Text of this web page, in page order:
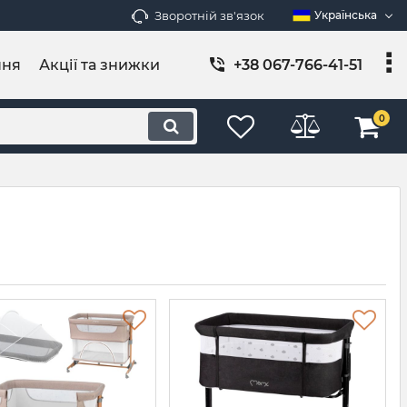
Зворотній зв'язок Українська
Акції та знижки +38 067-766-41-51
0